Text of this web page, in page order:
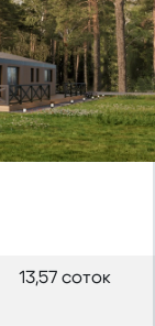
13,57 соток